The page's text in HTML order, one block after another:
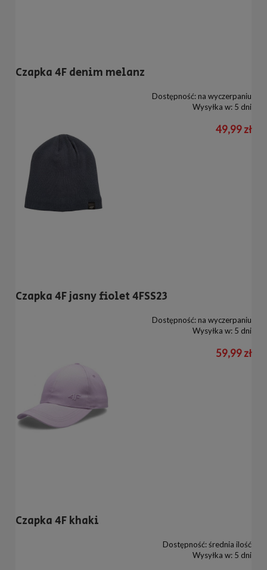
Czapka 4F denim melanz
Dostępność: na wyczerpaniu
Wysyłka w: 5 dni
49,99 zł
Czapka 4F jasny fiolet 4FSS23
Dostępność: na wyczerpaniu
Wysyłka w: 5 dni
59,99 zł
Czapka 4F khaki
Dostępność:średnia ilość
Wysyłka w: 5 dni